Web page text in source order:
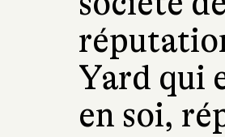
Yard qui
en soi,